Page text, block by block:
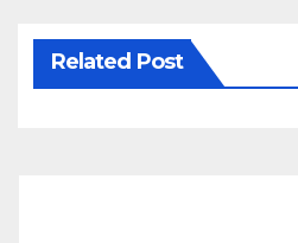
Related Post